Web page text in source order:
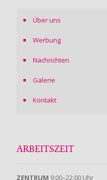
Über uns
Werbung
Nachrichten
Galerie
Kontakt
ARBEITSZEIT
ZENTRUM 9:00–22:00 Uhr